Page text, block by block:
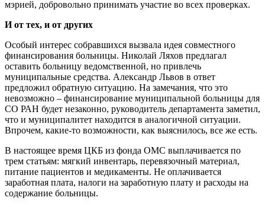
мэрией, добровольно принимать участие во всех проверках.
И от тех, и от других
Особый интерес собравшихся вызвала идея совместного
финансирования больницы. Николай Ляхов предлагал
оставить больницу ведомственной, но привлечь
муниципальные средства. Александр Львов в ответ
предложил обратную ситуацию. На замечания, что это
невозможно – финансирование муниципальной больницы для
СО РАН будет незаконно, руководитель департамента заметил,
что и муниципалитет находится в аналогичной ситуации.
Впрочем, какие-то возможности, как выяснилось, все же есть.
В настоящее время ЦКБ из фонда ОМС выплачивается по
трем статьям: мягкий инвентарь, перевязочный материал,
питание пациентов и медикаменты. Не оплачивается
заработная плата, налоги на заработную плату и расходы на
содержание больницы.